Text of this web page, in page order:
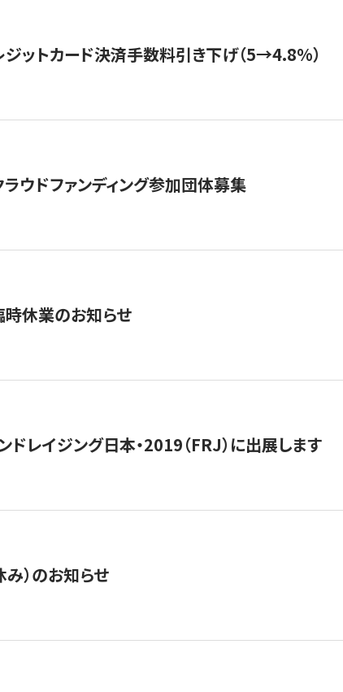
ジットカード決済手数料引き下げ（5→4.8%）
ウドファンディング参加団体募集
時休業のお知らせ
ンドレイジング日本・2019（FRJ）に出展します
）のお知らせ